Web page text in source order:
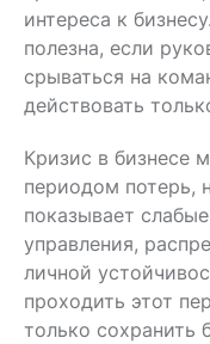
интереса к
полезна, если
срываться на
действовать
Кризис в бизнесе
периодом потерь,
показывает
управления,
личной
проходить этот
только сохранить